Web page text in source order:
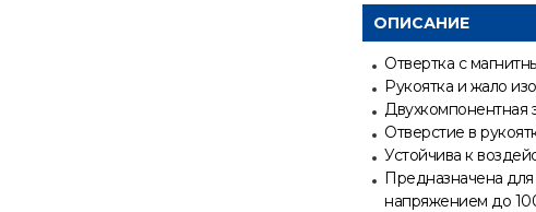
ОПИСАНИЕ
Отвертка с
Рукоятка и жало
Двухкомпонентная
Отверстие в
Устойчива к
Предназначена
напряжением до